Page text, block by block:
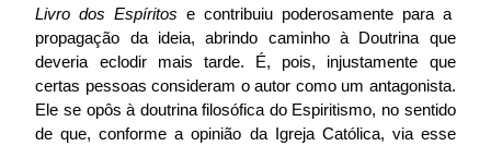
Livro dos Espíritos e contribuiu poderosamente para a
propagação da ideia, abrindo caminho à Doutrina que
deveria eclodir mais tarde. É, pois, injustamente que
certas pessoas consideram o autor como um antagonista.
Ele se opôs à doutrina filosófica do Espiritismo, no sentido
de que, conforme a opinião da Igreja Católica, via esse